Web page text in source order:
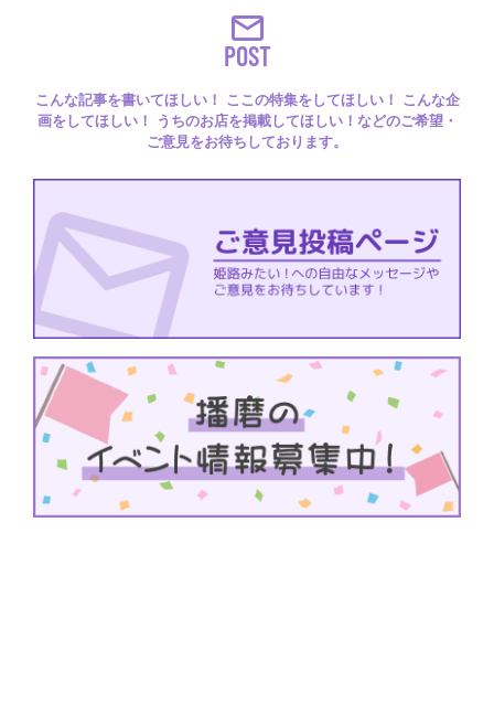
POST
こんな記事を書いてほしい！ ここの特集をしてほしい！ こんな企
画をしてほしい！ うちのお店を掲載してほしい！などのご希望・
ご意見をお待ちしております。